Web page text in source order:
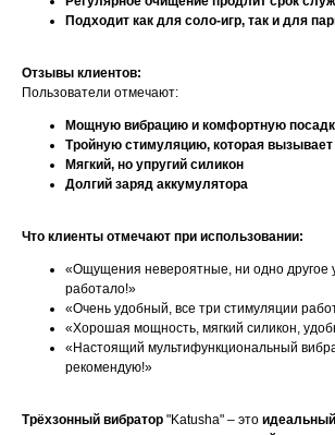
Подходит как для соло-игр, так и для
Отзывы клиентов:
Пользователи отмечают:
Мощную вибрацию и комфортную
Тройную стимуляцию, которая вызывает
Мягкий, но упругий силикон
Долгий заряд аккумулятора
Что клиенты отмечают при использовании:
«Ощущения невероятные, ни одно другое
работало!»
«Очень удобный, все три стимуляции
«Хорошая мощность, мягкий силикон,
«Настоящий мультифункциональный
рекомендую!»
Трёхзонный вибратор "Katusha" – это